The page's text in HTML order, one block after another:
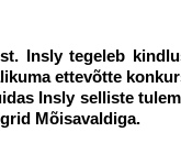
Insly tegeleb
ettevõtte
Insly selliste
Mõisavaldiga.